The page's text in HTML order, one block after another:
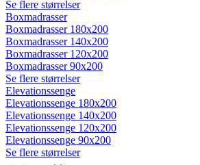
Se flere størrelser
Boxmadrasser
Boxmadrasser 180x200
Boxmadrasser 140x200
Boxmadrasser 120x200
Boxmadrasser 90x200
Se flere størrelser
Elevationssenge
Elevationssenge 180x200
Elevationssenge 140x200
Elevationssenge 120x200
Elevationssenge 90x200
Se flere størrelser